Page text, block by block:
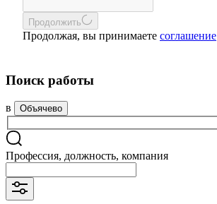
Продолжить
Продолжая, вы принимаете соглашение
Поиск работы
в Объячево
Профессия, должность, компания